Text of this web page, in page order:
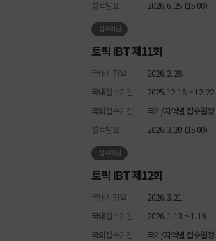
성적발표
2026. 6. 25. (15:00)
접수마감
토픽 IBT 제11회
국내시험일
2026. 2. 28.
국내 접수기간
2025. 12. 16. ~ 12. 22.
국외 접수기간
국가/지역별 접수일정
성적발표
2026. 3. 20. (15:00)
접수마감
토픽 IBT 제12회
국내시험일
2026. 3. 21.
국내 접수기간
2026. 1. 13. ~ 1. 19.
국외 접수기간
국가/지역별 접수일정